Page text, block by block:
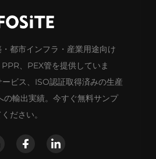
都市インフラ・産業用途向け
、PEX管を提供していま
ビス、ISO認証取得済みの生産
輸出実績。今すぐ無料サンプ
ださい。